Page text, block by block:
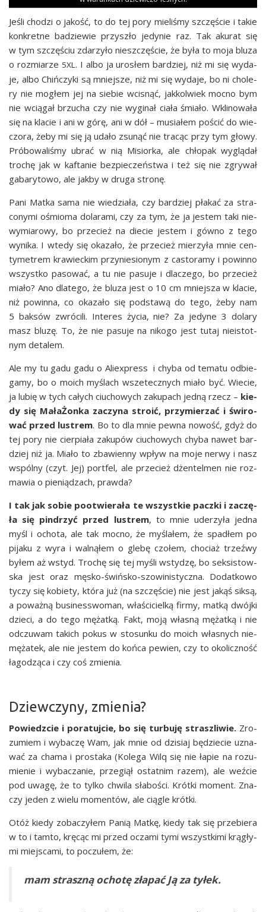
Jeśli cho­dzi o jakość, to do tej pory mie­li­śmy szczę­ście i takie
kon­kret­ne badzie­wie przy­szło jedy­nie raz. Tak aku­rat się
w tym szczę­ściu zda­rzy­ło nie­szczę­ście, że była to moja blu­za
o roz­mia­rze 5XL. I albo ja uro­słem bar­dziej, niż mi się wyda­
je, albo Chiń­czy­ki są mniej­sze, niż mi się wyda­je, bo ni cho­le­
ry nie mogłem jej na sie­bie wci­snąć, jak­kol­wiek moc­no bym
nie wcią­gał brzu­cha czy nie wygi­nał cia­ła śmia­ło. Wkli­no­wa­ła
się na kla­cie i ani w górę, ani w dół – musia­łem pościć do wie­
czo­ra, żeby mi się ją uda­ło zsu­nąć nie tra­cąc przy tym gło­wy.
Pró­bo­wa­li­śmy ubrać w nią Misior­ka, ale chło­pak wyglą­dał
tro­chę jak w kafta­nie bez­pie­czeń­stwa i też się nie zgry­wał
gaba­ry­to­wo, ale jak­by w dru­ga stronę.
Pani Mat­ka sama nie wie­dzia­ła, czy bar­dziej pła­kać za stra­
co­ny­mi ośmio­ma dola­ra­mi, czy za tym, że ja jestem taki nie­
wy­mia­ro­wy, bo prze­cież na die­cie jestem i gów­no z tego
wyni­ka. I wte­dy się oka­za­ło, że prze­cież mie­rzy­ła mnie cen­
ty­me­trem kra­wiec­kim przy­nie­sio­nym z casto­ra­my i powin­no
wszyst­ko paso­wać, a tu nie pasu­je i dla­cze­go, bo prze­cież
mia­ło? Ano dla­te­go, że blu­za jest o 10 cm mniej­sza w kla­cie,
niż powin­na, co oka­za­ło się pod­sta­wą do tego, żeby nam
5 bak­sów zwró­ci­li. Inte­res życia, nie? Za jedy­ne 3 dola­ry
masz blu­zę. To, że nie pasu­je na niko­go jest tutaj nie­istot­
nym detalem.
Ale my tu gadu gadu o Alie­xpress i chy­ba od tema­tu odbie­
ga­my, bo o moich myślach wsze­tecz­nych mia­ło być. Wie­cie,
ja lubię w tych całych ciu­cho­wych zaku­pach jed­ną rzecz – kie­
dy się Mała­Żon­ka zaczy­na stro­ić, przy­mie­rzać i świ­ro­
wać przed lustrem. Bo to dla mnie pew­na nowość, gdyż do
tej pory nie cier­pia­ła zaku­pów ciu­cho­wych chy­ba nawet bar­
dziej niż ja. Mia­ło to zba­wien­ny wpływ na moje ner­wy i nasz
wspól­ny (czyt. Jej) port­fel, ale prze­cież dżen­tel­men nie roz­
ma­wia o pie­nią­dzach, prawda?
I tak jak sobie pootwie­ra­ła te wszyst­kie pacz­ki i zaczę­
ła się pin­drzyć przed lustrem, to mnie ude­rzy­ła jed­na
myśl i ocho­ta, ale tak moc­no, że myśla­łem, że spa­dłem po
pija­ku z wyra i wal­ną­łem o gle­bę czo­łem, cho­ciaż trzeź­wy
byłem aż wstyd. Tro­chę się tej myśli wsty­dzę, bo sek­si­stow­
ska jest oraz męsko-świń­sko-szo­wi­ni­stycz­na. Dodat­ko­wo
tyczy się kobie­ty, któ­ra już (na szczę­ście) nie jest jakąś sik­są,
a poważ­ną busi­nesswo­man, wła­ści­ciel­ką fir­my, mat­ką dwój­ki
dzie­ci, a do tego mężat­ką. Fakt, moją wła­sną mężat­ką i nie
odczu­wam takich pokus w sto­sun­ku do moich wła­snych nie­
mę­ża­tek, ale nie jestem do koń­ca pewien, czy to oko­licz­ność
łago­dzą­ca i czy coś zmienia.
Dziewczyny, zmienia?
Powiedz­cie i pora­tuj­cie, bo się tur­bu­ję strasz­li­wie. Zro­
zu­miem i wyba­czę Wam, jak mnie od dzi­siaj będzie­cie uzna­
wać za cha­ma i pro­sta­ka (Kole­ga Wilq się nie łapie na rozu­
mie­nie i wyba­cza­nie, prze­giął ostat­nim razem), ale weź­cie
pod uwa­gę, że to tyl­ko chwi­la sła­bo­ści. Krót­ki moment. Zna­
czy jeden z wie­lu momen­tów, ale cią­gle krótki.
Otóż kie­dy zoba­czy­łem Panią Mat­kę, kie­dy tak się prze­bie­ra
w to i tam­to, krę­cąc mi przed ocza­mi tymi wszyst­ki­mi krą­gły­
mi miej­sca­mi, to poczu­łem, że:
mam strasz­ną ocho­tę zła­pać Ją za tyłek.